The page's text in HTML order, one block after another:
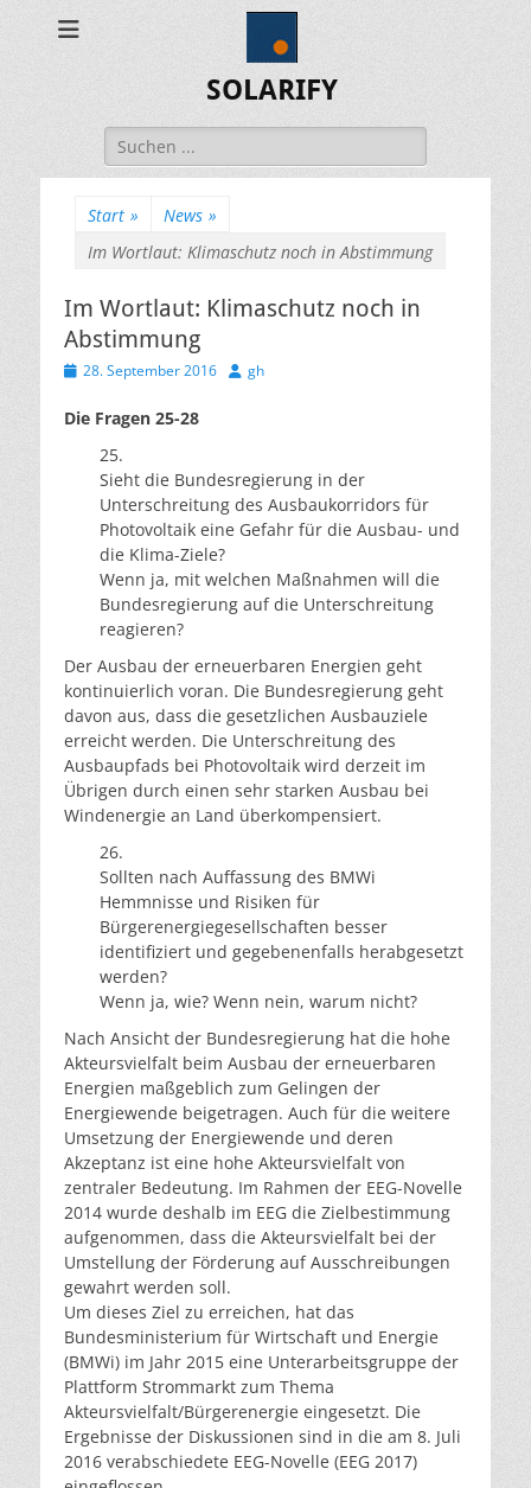
SOLARIFY
Suchen
nach:
Start » News »
Im Wortlaut: Klimaschutz noch in Abstimmung
Im Wortlaut: Klimaschutz noch in
Abstimmung
Veröffentlicht
28. September 2016 Autor
gh
Die Fragen 25-28
25.
Sieht die Bundesregierung in der
Unterschreitung des Ausbaukorridors für
Photovoltaik eine Gefahr für die Ausbau- und
die Klima-Ziele?
Wenn ja, mit welchen Maßnahmen will die
Bundesregierung auf die Unterschreitung
reagieren?
Der Ausbau der erneuerbaren Energien geht
kontinuierlich voran. Die Bundesregierung geht
davon aus, dass die gesetzlichen Ausbauziele
erreicht werden. Die Unterschreitung des
Ausbaupfads bei Photovoltaik wird derzeit im
Übrigen durch einen sehr starken Ausbau bei
Windenergie an Land überkompensiert.
26.
Sollten nach Auffassung des BMWi
Hemmnisse und Risiken für
Bürgerenergiegesellschaften besser
identifiziert und gegebenenfalls herabgesetzt
werden?
Wenn ja, wie? Wenn nein, warum nicht?
Nach Ansicht der Bundesregierung hat die hohe
Akteursvielfalt beim Ausbau der erneuerbaren
Energien maßgeblich zum Gelingen der
Energiewende beigetragen. Auch für die weitere
Umsetzung der Energiewende und deren
Akzeptanz ist eine hohe Akteursvielfalt von
zentraler Bedeutung. Im Rahmen der EEG-Novelle
2014 wurde deshalb im EEG die Zielbestimmung
aufgenommen, dass die Akteursvielfalt bei der
Umstellung der Förderung auf Ausschreibungen
gewahrt werden soll.
Um dieses Ziel zu erreichen, hat das
Bundesministerium für Wirtschaft und Energie
(BMWi) im Jahr 2015 eine Unterarbeitsgruppe der
Plattform Strommarkt zum Thema
Akteursvielfalt/Bürgerenergie eingesetzt. Die
Ergebnisse der Diskussionen sind in die am 8. Juli
2016 verabschiedete EEG-Novelle (EEG 2017)